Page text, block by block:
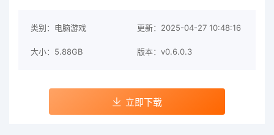
类别：电脑游戏 更新：2025-04-27 10:48:16
大小：5.88GB 版本：v0.6.0.3
立即下载